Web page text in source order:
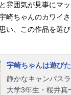
雰囲気が見事にマ
崎ちゃんのカワイさ
い、この作品を選
宇崎ちゃんは遊びた
静かなキャンパス
大学3年生・桜井真